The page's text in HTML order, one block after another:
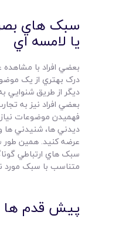
سبک هاي
يا لامسه اي
بعضي افراد با
درک بهتري از يک
ديگر از طريق شنوايي
بعضي افراد نيز به
فهميدن موضوعات نياز
ديدني ها، شنيدني
عرضه کنيد. همين
سبک هاي ارتباطي
متناسب با سبک مورد
پيش قدم ها